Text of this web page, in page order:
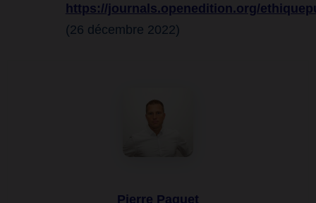
https://journals.openedition.org/
(26 décembre 2022)
Pierre Paquet